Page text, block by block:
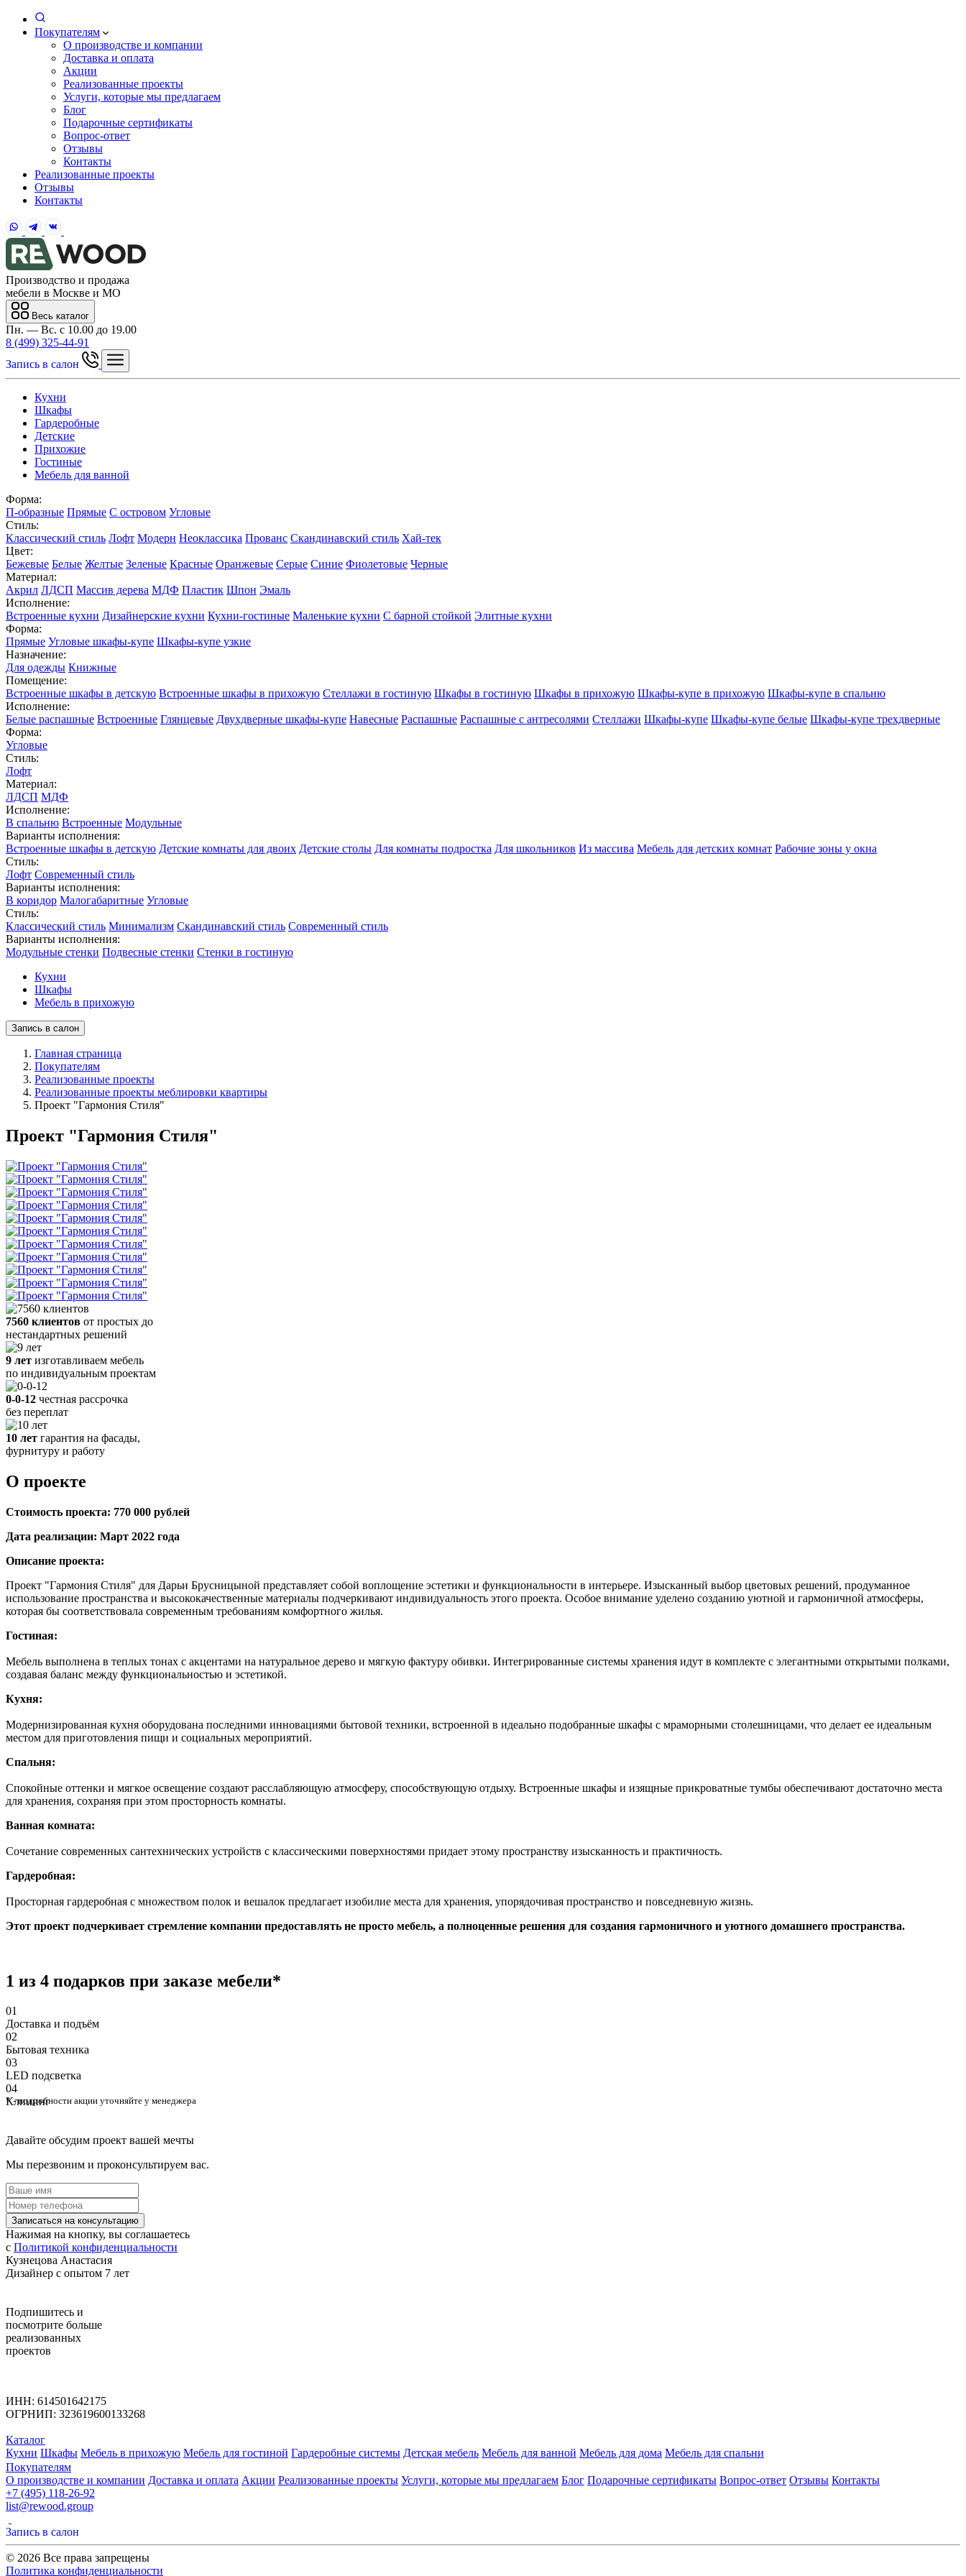
Покупателям
О производстве и компании
Доставка и оплата
Акции
Реализованные проекты
Услуги, которые мы предлагаем
Блог
Подарочные сертификаты
Вопрос-ответ
Отзывы
Контакты
Реализованные проекты
Отзывы
Контакты
Производство и продажа
мебели в Москве и МО
Весь каталог
Пн. — Вс. с 10.00 до 19.00
8 (499) 325-44-91
Запись в салон
Кухни
Шкафы
Гардеробные
Детские
Прихожие
Гостиные
Мебель для ванной
Форма:
П-образные Прямые С островом Угловые
Стиль:
Классический стиль Лофт Модерн Неоклассика Прованс Скандинавский стиль Хай-тек
Цвет:
Бежевые Белые Желтые Зеленые Красные Оранжевые Серые Синие Фиолетовые Черные
Материал:
Акрил ЛДСП Массив дерева МДФ Пластик Шпон Эмаль
Исполнение:
Встроенные кухни Дизайнерские кухни Кухни-гостиные Маленькие кухни С барной стойкой Элитные кухни
Форма:
Прямые Угловые шкафы-купе Шкафы-купе узкие
Назначение:
Для одежды Книжные
Помещение:
Встроенные шкафы в детскую Встроенные шкафы в прихожую Стеллажи в гостиную Шкафы в гостиную Шкафы в прихожую Шкафы-купе в прихожую Шкафы-купе в спальню
Исполнение:
Белые распашные Встроенные Глянцевые Двухдверные шкафы-купе Навесные Распашные Распашные с антресолями Стеллажи Шкафы-купе Шкафы-купе белые Шкафы-купе трехдверные
Форма:
Угловые
Стиль:
Лофт
Материал:
ЛДСП МДФ
Исполнение:
В спальню Встроенные Модульные
Варианты исполнения:
Встроенные шкафы в детскую Детские комнаты для двоих Детские столы Для комнаты подростка Для школьников Из массива Мебель для детских комнат Рабочие зоны у окна
Стиль:
Лофт Современный стиль
Варианты исполнения:
В коридор Малогабаритные Угловые
Стиль:
Классический стиль Минимализм Скандинавский стиль Современный стиль
Варианты исполнения:
Модульные стенки Подвесные стенки Стенки в гостиную
Кухни
Шкафы
Мебель в прихожую
Запись в салон
Главная страница
Покупателям
Реализованные проекты
Реализованные проекты меблировки квартиры
Проект "Гармония Стиля"
Проект "Гармония Стиля"
7560 клиентов от простых до
нестандартных решений
9 лет изготавливаем мебель
по индивидуальным проектам
0-0-12 честная рассрочка
без переплат
10 лет гарантия на фасады,
фурнитуру и работу
О проекте
Стоимость проекта: 770 000 рублей
Дата реализации: Март 2022 года
Описание проекта:
Проект "Гармония Стиля" для Дарьи Брусницыной представляет собой воплощение эстетики и функциональности в интерьере. Изысканный выбор цветовых решений, продуманное
использование пространства и высококачественные материалы подчеркивают индивидуальность этого проекта. Особое внимание уделено созданию уютной и гармоничной атмосферы,
которая бы соответствовала современным требованиям комфортного жилья.
Гостиная:
Мебель выполнена в теплых тонах с акцентами на натуральное дерево и мягкую фактуру обивки. Интегрированные системы хранения идут в комплекте с элегантными открытыми полками,
создавая баланс между функциональностью и эстетикой.
Кухня:
Модернизированная кухня оборудована последними инновациями бытовой техники, встроенной в идеально подобранные шкафы с мраморными столешницами, что делает ее идеальным
местом для приготовления пищи и социальных мероприятий.
Спальня:
Спокойные оттенки и мягкое освещение создают расслабляющую атмосферу, способствующую отдыху. Встроенные шкафы и изящные прикроватные тумбы обеспечивают достаточно места
для хранения, сохраняя при этом просторность комнаты.
Ванная комната:
Сочетание современных сантехнических устройств с классическими поверхностями придает этому пространству изысканность и практичность.
Гардеробная:
Просторная гардеробная с множеством полок и вешалок предлагает изобилие места для хранения, упорядочивая пространство и повседневную жизнь.
Этот проект подчеркивает стремление компании предоставлять не просто мебель, а полноценные решения для создания гармоничного и уютного домашнего пространства.
1 из 4 подарков при заказе мебели*
01
Доставка и подъём
02
Бытовая техника
03
⁠LED подсветка
04
Клининг
* - подробности акции уточняйте у менеджера
Давайте обсудим проект вашей мечты
Мы перезвоним и проконсультируем вас.
Записаться на консультацию
Нажимая на кнопку, вы соглашаетесь
с Политикой конфиденциальности
Кузнецова Анастасия
Дизайнер с опытом 7 лет
Подпишитесь и
посмотрите больше
реализованных
проектов
ИНН: 614501642175
ОГРНИП: 323619600133268
Каталог
Кухни Шкафы Мебель в прихожую Мебель для гостиной Гардеробные системы Детская мебель Мебель для ванной Мебель для дома Мебель для спальни
Покупателям
О производстве и компании Доставка и оплата Акции Реализованные проекты Услуги, которые мы предлагаем Блог Подарочные сертификаты Вопрос-ответ Отзывы Контакты
+7 (495) 118-26-92
list@rewood.group
Запись в салон
© 2026 Все права запрещены
Политика конфиденциальности